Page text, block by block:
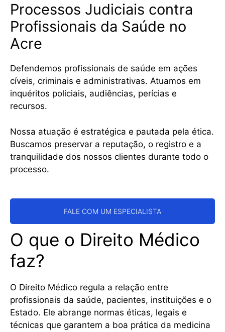
Processos Judiciais contra
Profissionais da Saúde no
Acre
Defendemos profissionais de saúde em ações
cíveis, criminais e administrativas. Atuamos em
inquéritos policiais, audiências, perícias e
recursos.
Nossa atuação é estratégica e pautada pela ética.
Buscamos preservar a reputação, o registro e a
tranquilidade dos nossos clientes durante todo o
processo.
FALE COM UM ESPECIALISTA
O que o Direito Médico
faz?
O Direito Médico regula a relação entre
profissionais da saúde, pacientes, instituições e o
Estado. Ele abrange normas éticas, legais e
técnicas que garantem a boa prática da medicina